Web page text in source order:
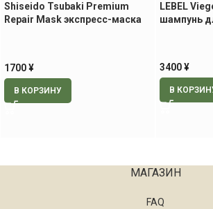
Shiseido Tsubaki Premium
Repair Mask экспресс-маска
1700¥
В КОРЗИНУ
LEBEL
шампунь
3400¥
В
МАГАЗИН
FAQ